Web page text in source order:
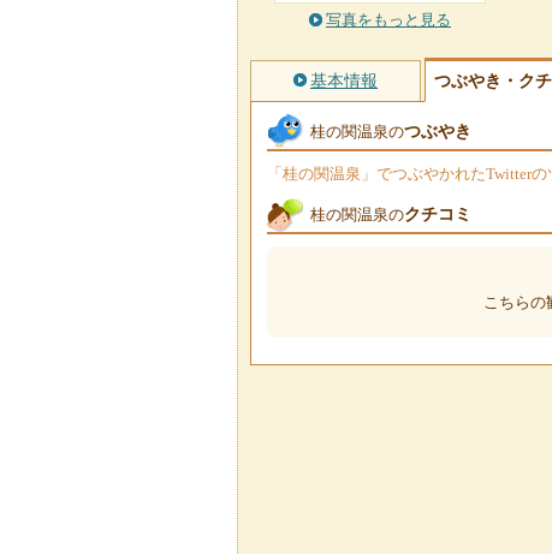
写真をもっと見る
基本情報 つぶやき・クチ
桂の関温泉のつぶやき
「桂の関温泉」でつぶやかれたTwitter
桂の関温泉のクチコミ
こちらの